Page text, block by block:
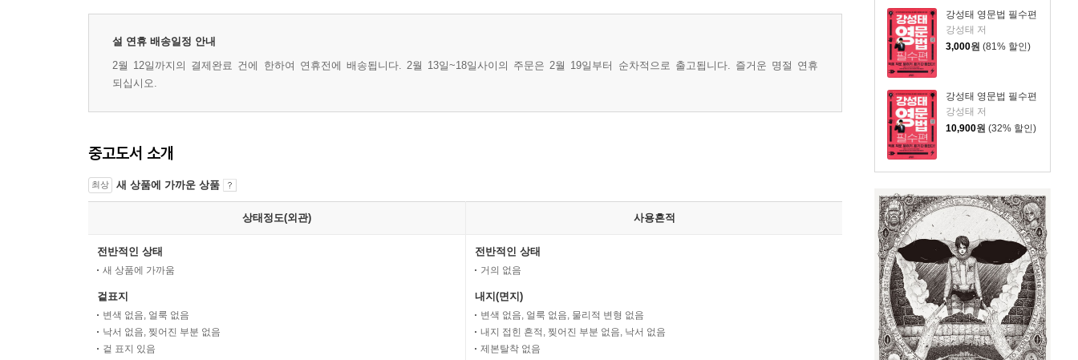
강성태 영문법 필수편
강성태 저
3,000원 (81% 할인)
강성태 영문법 필수편
강성태 저
10,900원 (32% 할인)
설 연휴 배송일정 안내
2월 12일까지의 결제완료 건에 한하여 연휴전에 배송됩니다. 2월 13일~18일사이의 주문은 2월 19일부터 순차적으로 출고됩니다. 즐거운 명절 연휴
되십시오.
중고도서 소개
최상 새 상품에 가까운 상품
상태정도(외관) 사용흔적
전반적인 상태
새 상품에 가까움
겉표지
변색 없음, 얼룩 없음
낙서 없음, 찢어진 부분 없음
겉 표지 있음
전반적인 상태
거의 없음
내지(면지)
변색 없음, 얼룩 없음, 물리적 변형 없음
내지 접힌 흔적, 찢어진 부분 없음, 낙서 없음
제본탈착 없음